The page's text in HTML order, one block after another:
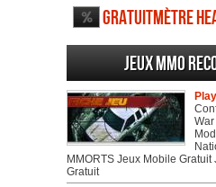
Gratuitmètre
Jeux MMO
MMORTS Jeux Mobile Gratuit
Gratuit